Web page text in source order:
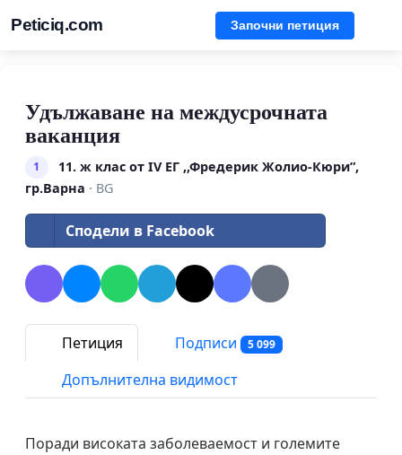
Peticiq.com Започни петиция
Удължаване на междусрочната
ваканция
1
11. ж клас от IV ЕГ ,,Фредерик Жолио-Кюри”,
гр.Варна · BG
Сподели в Facebook
Петиция Подписи 5 099
Допълнителна видимост
Поради високата заболеваемост и големите